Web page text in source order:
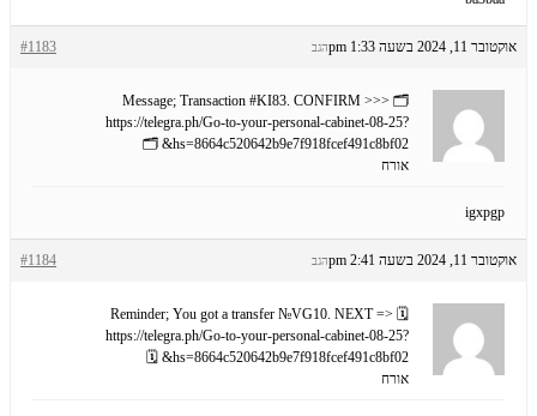
אוקטובר 11, 2024 בשעה 1:33 pm #1183 הגב
🗂 Message; Transaction #KI83. CONFIRM >>>
https://telegra.ph/Go-to-your-personal-cabinet-08-25?
hs=8664c520642b9e7f918fcef491c8bf02& 🗂
אורח
igxpgp
אוקטובר 11, 2024 בשעה 2:41 pm #1184 הגב
🗓 Reminder; You got a transfer №VG10. NEXT =>
https://telegra.ph/Go-to-your-personal-cabinet-08-25?
hs=8664c520642b9e7f918fcef491c8bf02& 🗓
אורח